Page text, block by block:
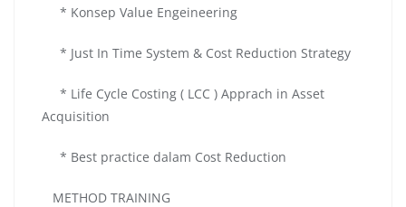
* Konsep Value Engeineering
* Just In Time System & Cost Reduction Strategy
* Life Cycle Costing ( LCC ) Apprach in Asset
Acquisition
* Best practice dalam Cost Reduction
METHOD TRAINING